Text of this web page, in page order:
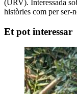
(URV). Interessada
històries com per ser-
Et pot interessar